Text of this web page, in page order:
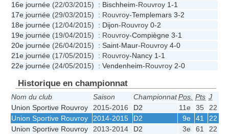
16e journée (22/03/2015) : Bischheim-Rouvroy 1-1
17e journée (29/03/2015) : Rouvroy-Templemars 3-2
18e journée (12/04/2015) : Dijon-Rouvroy 0-2
19e journée (19/04/2015) : Rouvroy-Compiègne 3-1
20e journée (26/04/2015) : Saint-Maur-Rouvroy 4-0
21e journée (17/05/2015) : Rouvroy-Nancy 1-1
22e journée (24/05/2015) : Vendenheim-Rouvroy 2-0
Historique en championnat
Nom du club Saison ChampionnatPos. Pts J
Union Sportive Rouvroy
2015-2016 D2 11e 35 22
Union Sportive Rouvroy
2014-2015 D2 9e 41 22
Union Sportive Rouvroy
2013-2014 D2 3e 61 22